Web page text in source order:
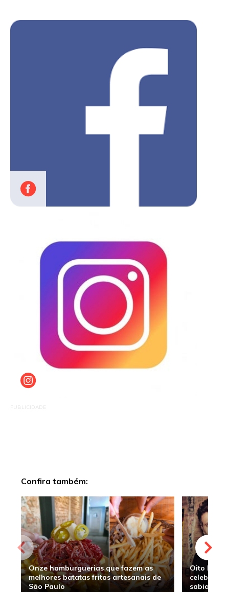
PUBLICIDADE
Confira também:
Onze hamburguerias que fazem as
melhores batatas fritas artesanais de
São Paulo
Oito
sabia